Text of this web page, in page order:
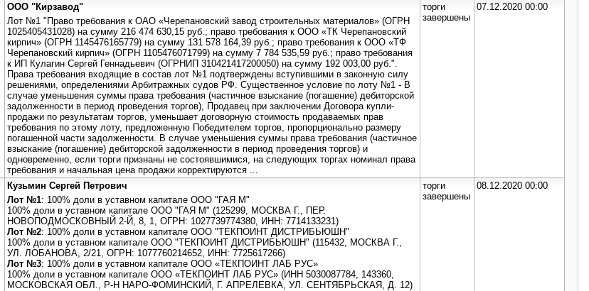
ООО "Кирзавод"
Лот №1 "Право требования к ОАО «Черепановский завод строительных материалов» (ОГРН
1025405431028) на сумму 216 474 630,15 руб.; право требования к ООО «ТК Черепановский
кирпич» (ОГРН 1145476165779) на сумму 131 578 164,39 руб.; право требования к ООО «ТФ
Черепановский кирпич» (ОГРН 1105476071799) на сумму 7 784 535,59 руб.; право требования
к ИП Кулагин Сергей Геннадьевич (ОГРНИП 310421417200050) на сумму 192 003,00 руб.".
Права требования входящие в состав лот №1 подтверждены вступившими в законную силу
решениями, определениями Арбитражных судов РФ. Существенное условие по лоту №1 - В
случае уменьшения суммы права требования (частичное взыскание (погашение) дебиторской
задолженности в период проведения торгов), Продавец при заключении Договора купли-
продажи по результатам торгов, уменьшает договорную стоимость продаваемых прав
требования по этому лоту, предложенную Победителем торгов, пропорционально размеру
погашенной части задолженности. В случае уменьшения суммы права требования (частичное
взыскание (погашение) дебиторской задолженности в период проведения торгов) и
одновременно, если торги признаны не состоявшимися, на следующих торгах номинал права
требования и начальная цена продажи корректируются ...
торги
завершены
07.12.2020 00:00
Кузьмин Сергей Петрович
Лот №1: 100% доли в уставном капитале ООО "ГАЯ М"
100% доли в уставном капитале ООО "ГАЯ М" (125299, МОСКВА Г., ПЕР.
НОВОПОДМОСКОВНЫЙ 2-Й, 8, 1, ОГРН: 1027739774380, ИНН: 7714133231)
Лот №2: 100% доли в уставном капитале ООО "ТЕКПОИНТ ДИСТРИБЬЮШН"
100% доли в уставном капитале ООО "ТЕКПОИНТ ДИСТРИБЬЮШН" (115432, МОСКВА Г.,
УЛ. ЛОБАНОВА, 2/21, ОГРН: 1077760214652, ИНН: 7725617266)
Лот №3: 100% доли в уставном капитале ООО «ТЕКПОИНТ ЛАБ РУС»
100% доли в уставном капитале ООО «ТЕКПОИНТ ЛАБ РУС» (ИНН 5030087784, 143360,
МОСКОВСКАЯ ОБЛ., Р-Н НАРО-ФОМИНСКИЙ, Г. АПРЕЛЕВКА, УЛ. СЕНТЯБРЬСКАЯ, Д. 12)
торги
завершены
08.12.2020 00:00